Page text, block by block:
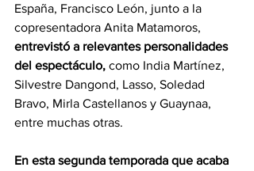
España, Francisco León, junto a la
copresentadora Anita Matamoros,
entrevistó a relevantes personalidades
del espectáculo, como India Martínez,
Silvestre Dangond, Lasso, Soledad
Bravo, Mirla Castellanos y Guaynaa,
entre muchas otras.
En esta segunda temporada que acaba